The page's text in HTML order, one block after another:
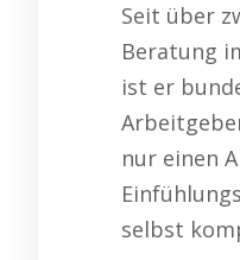
Seit über
Beratung
ist er
nur einen
selbst